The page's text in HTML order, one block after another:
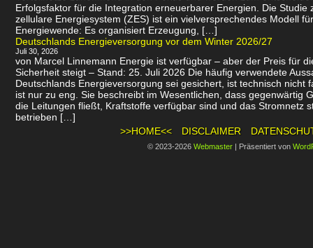
Erfolgsfaktor für die Integration erneuerbarer Energien. Die Studie
zellulare Energiesystem (ZES) ist ein vielversprechendes Modell
Energiewende: Es organisiert Erzeugung, […]
Deutschlands Energieversorgung vor dem Winter 2026/27
Juli 30, 2026
von Marcel Linnemann Energie ist verfügbar – aber der Preis für
Sicherheit steigt – Stand: 25. Juli 2026 Die häufig verwendete
Deutschlands Energieversorgung sei gesichert, ist technisch nicht
ist nur zu eng. Sie beschreibt im Wesentlichen, dass gegenwärtig
die Leitungen fließt, Kraftstoffe verfügbar sind und das Stromnetz
betrieben […]
>>HOME<<
DISCLAIMER
© 2023-2026 Webmaster | Präsentiert von